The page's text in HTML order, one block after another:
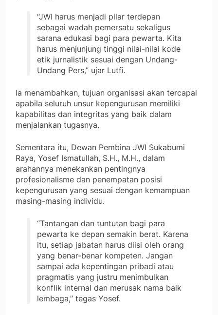
“JWI harus menjadi pilar terdepan
sebagai wadah pemersatu sekaligus
sarana edukasi bagi para pewarta. Kita
harus menjunjung tinggi nilai-nilai kode
etik jurnalistik sesuai dengan Undang-
Undang Pers,” ujar Lutfi.
Ia menambahkan, tujuan organisasi akan tercapai
apabila seluruh unsur kepengurusan memiliki
kapabilitas dan integritas yang baik dalam
menjalankan tugasnya.
Sementara itu, Dewan Pembina JWI Sukabumi
Raya, Yosef Ismatullah, S.H., M.H., dalam
arahannya menekankan pentingnya
profesionalisme dan penempatan posisi
kepengurusan yang sesuai dengan kemampuan
masing-masing individu.
“Tantangan dan tuntutan bagi para
pewarta ke depan semakin berat. Karena
itu, setiap jabatan harus diisi oleh orang
yang benar-benar kompeten. Jangan
sampai ada kepentingan pribadi atau
pragmatis yang justru menimbulkan
konflik internal dan merusak nama baik
lembaga,” tegas Yosef.